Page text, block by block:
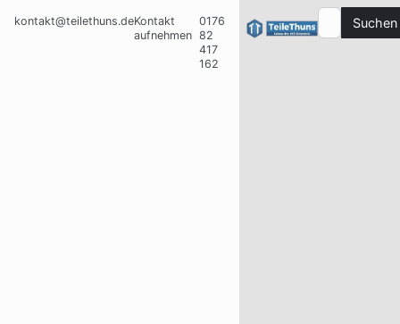
kontakt@teilethuns.deKontakt
aufnehmen
0176
82
417
162
Suchen